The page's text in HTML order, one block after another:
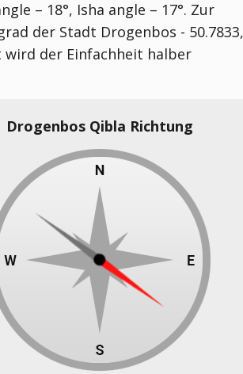
– 18°, Isha angle – 17°. Zur
der Stadt Drogenbos - 50.7833,
wird der Einfachheit halber
Drogenbos Qibla Richtung